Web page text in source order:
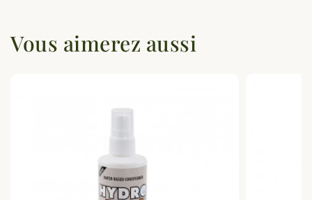
Vous aimerez aussi